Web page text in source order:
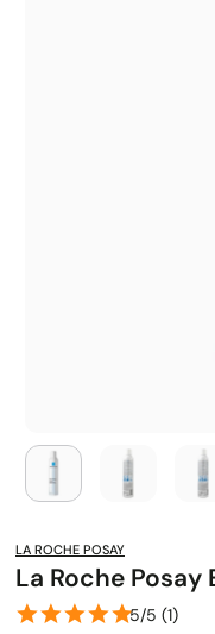
LA ROCHE POSAY
La Roche
5/5 (1)